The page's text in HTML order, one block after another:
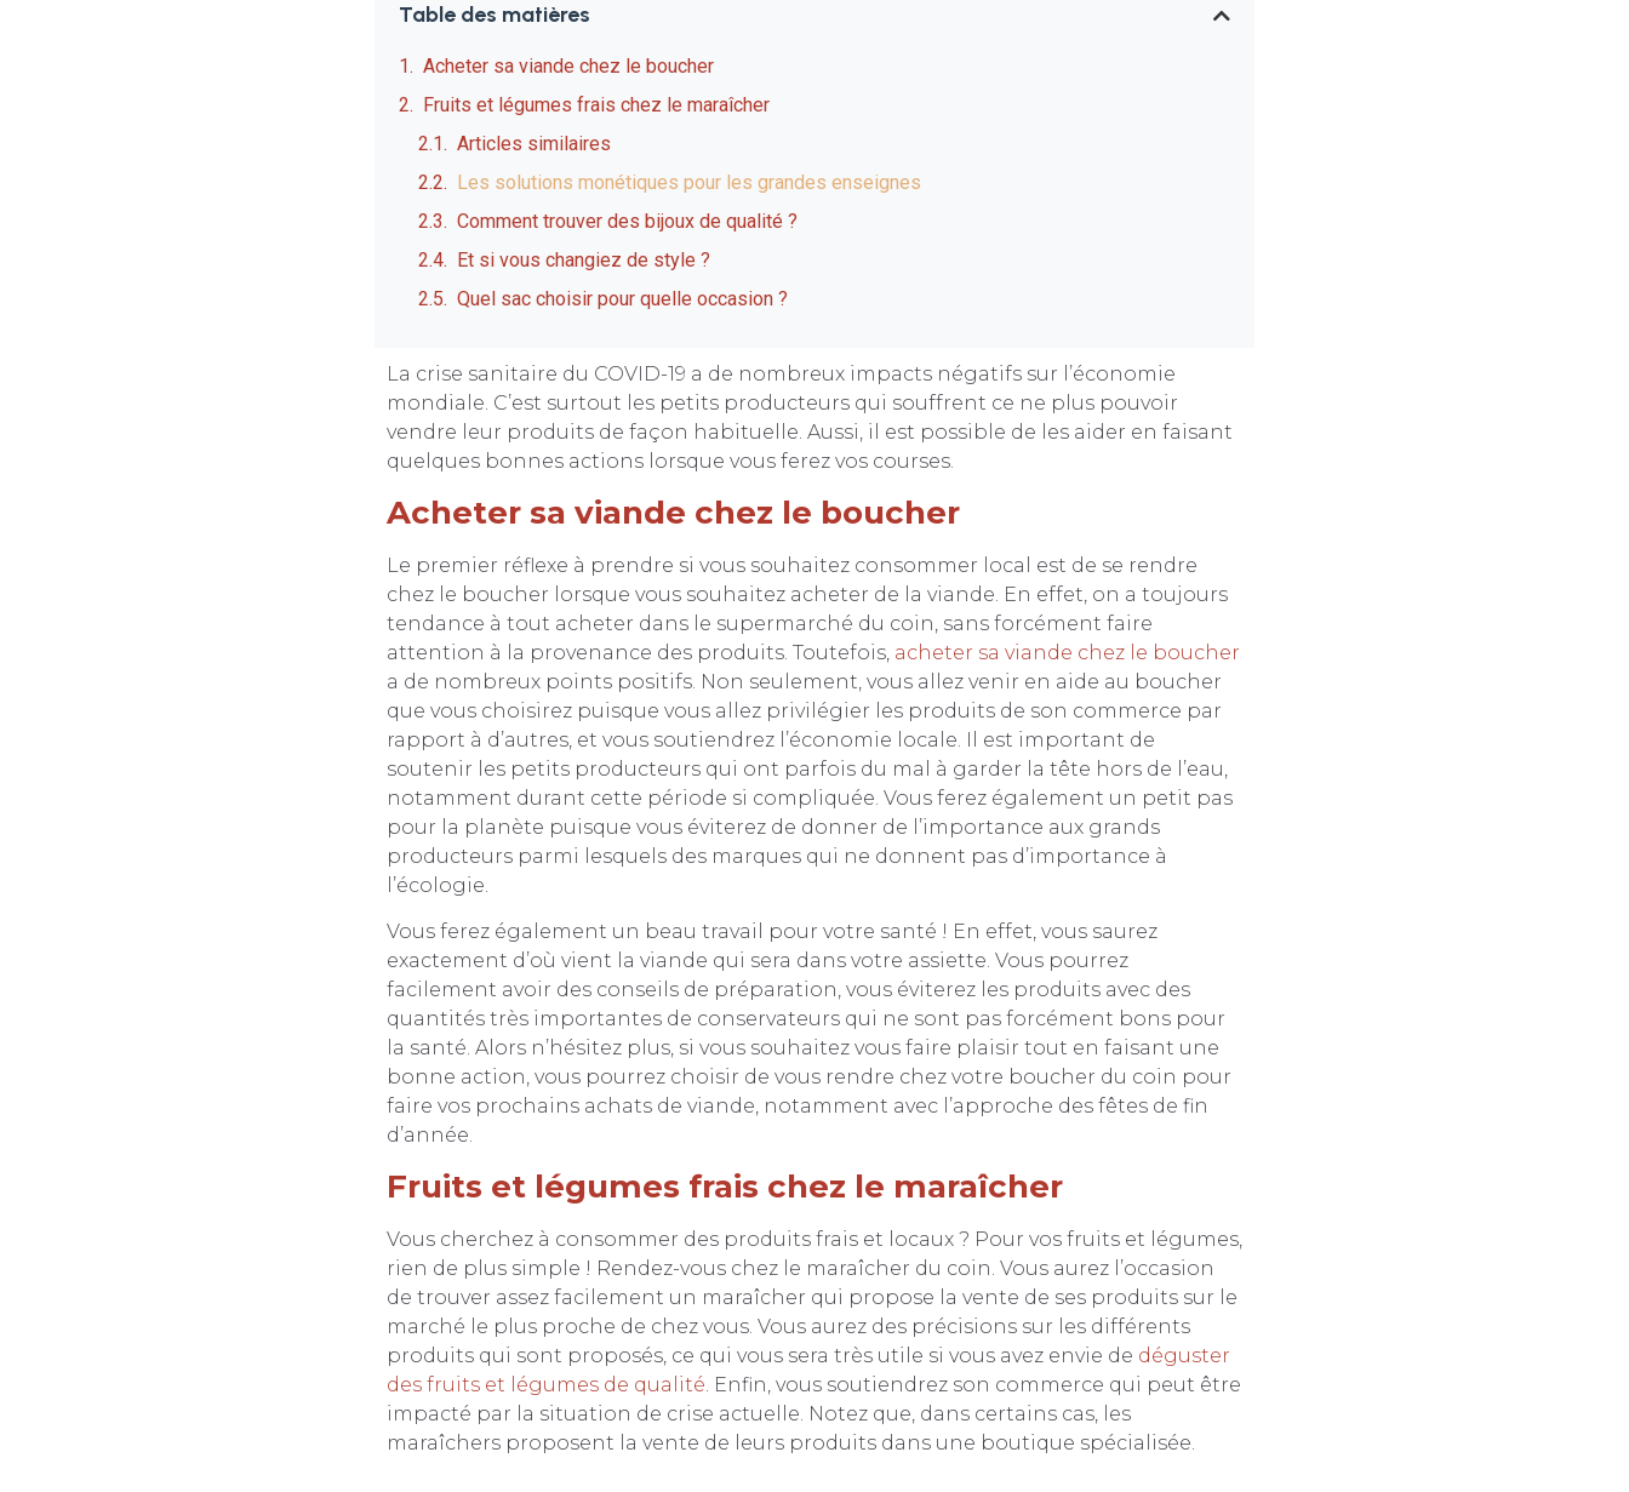
Table des matières
Acheter sa viande chez le boucher
Fruits et légumes frais chez le maraîcher
Articles similaires
Les solutions monétiques pour les grandes enseignes
Comment trouver des bijoux de qualité ?
Et si vous changiez de style ?
Quel sac choisir pour quelle occasion ?
La crise sanitaire du COVID-19 a de nombreux impacts négatifs sur l’économie
mondiale. C’est surtout les petits producteurs qui souffrent ce ne plus pouvoir
vendre leur produits de façon habituelle. Aussi, il est possible de les aider en faisant
quelques bonnes actions lorsque vous ferez vos courses.
Acheter sa viande chez le boucher
Le premier réflexe à prendre si vous souhaitez consommer local est de se rendre
chez le boucher lorsque vous souhaitez acheter de la viande. En effet, on a toujours
tendance à tout acheter dans le supermarché du coin, sans forcément faire
attention à la provenance des produits. Toutefois, acheter sa viande chez le boucher
a de nombreux points positifs. Non seulement, vous allez venir en aide au boucher
que vous choisirez puisque vous allez privilégier les produits de son commerce par
rapport à d’autres, et vous soutiendrez l’économie locale. Il est important de
soutenir les petits producteurs qui ont parfois du mal à garder la tête hors de l’eau,
notamment durant cette période si compliquée. Vous ferez également un petit pas
pour la planète puisque vous éviterez de donner de l’importance aux grands
producteurs parmi lesquels des marques qui ne donnent pas d’importance à
l’écologie.
Vous ferez également un beau travail pour votre santé ! En effet, vous saurez
exactement d’où vient la viande qui sera dans votre assiette. Vous pourrez
facilement avoir des conseils de préparation, vous éviterez les produits avec des
quantités très importantes de conservateurs qui ne sont pas forcément bons pour
la santé. Alors n’hésitez plus, si vous souhaitez vous faire plaisir tout en faisant une
bonne action, vous pourrez choisir de vous rendre chez votre boucher du coin pour
faire vos prochains achats de viande, notamment avec l’approche des fêtes de fin
d’année.
Fruits et légumes frais chez le maraîcher
Vous cherchez à consommer des produits frais et locaux ? Pour vos fruits et légumes,
rien de plus simple ! Rendez-vous chez le maraîcher du coin. Vous aurez l’occasion
de trouver assez facilement un maraîcher qui propose la vente de ses produits sur le
marché le plus proche de chez vous. Vous aurez des précisions sur les différents
produits qui sont proposés, ce qui vous sera très utile si vous avez envie de déguster
des fruits et légumes de qualité . Enfin, vous soutiendrez son commerce qui peut être
impacté par la situation de crise actuelle. Notez que, dans certains cas, les
maraîchers proposent la vente de leurs produits dans une boutique spécialisée.